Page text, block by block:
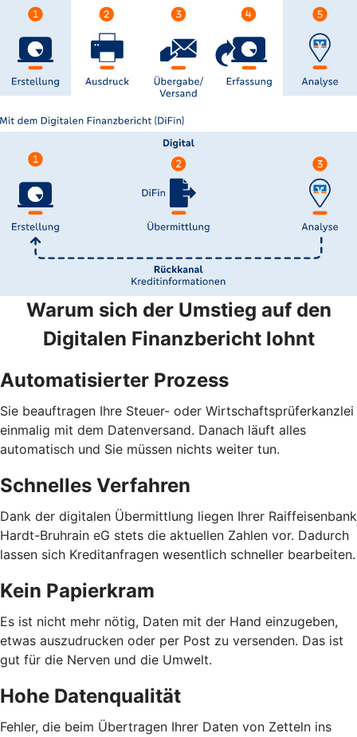
Warum sich der Umstieg auf den
Digitalen Finanzbericht lohnt
Automatisierter Prozess
Sie beauftragen Ihre Steuer- oder Wirtschaftsprüferkanzlei
einmalig mit dem Datenversand. Danach läuft alles
automatisch und Sie müssen nichts weiter tun.
Schnelles Verfahren
Dank der digitalen Übermittlung liegen Ihrer Raiffeisenbank
Hardt-Bruhrain eG stets die aktuellen Zahlen vor. Dadurch
lassen sich Kreditanfragen wesentlich schneller bearbeiten.
Kein Papierkram
Es ist nicht mehr nötig, Daten mit der Hand einzugeben,
etwas auszudrucken oder per Post zu versenden. Das ist
gut für die Nerven und die Umwelt.
Hohe Datenqualität
Fehler, die beim Übertragen Ihrer Daten von Zetteln ins